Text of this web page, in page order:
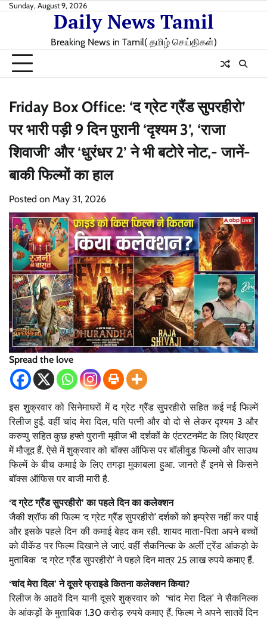
SkipSunday, August 9, 2026
Daily News Tamil
Breaking News in Tamil( தமிழ் செய்திகள்)
Friday Box Office: ‘द ग्रेट ग्रैंड सुपरहीरो’
पर भारी पड़ी 9 दिन पुरानी ‘दृश्यम 3’, ‘राजा
शिवाजी’ और ‘धुरंधर 2’ ने भी बटोरे नोट,- जानें-
बाकी फिल्मों का हाल
Posted on May 31, 2026
Spread the love
इस शुक्रवार को सिनेमाघरों में द ग्रेट ग्रैंड सुपरहीरो सहित कई नई फिल्में
रिलीज हुईं. वहीं चांद मेरा दिल, पति पत्नी और वो दो से लेकर दृश्यम 3 और
करुप्पु सहित कुछ हफ्ते पुरानी मूवीज भी दर्शकों के एंटरटनमेंट के लिए थिएटर
में मौजूद हैं. ऐसे में शुक्रवार को बॉक्स ऑफिस पर बॉलीवुड फिल्मों और साउथ
फिल्में के बीच कमाई के लिए तगड़ा मुकाबला हुआ. जानते हैं इनमे से किसने
बॉक्स ऑफिस पर बाजी मारी है.
‘द ग्रेट ग्रैंड सुपरहीरो’ का पहले दिन का कलेक्शन
जैकी श्रॉफ की फिल्म ‘द ग्रेट ग्रैंड सुपरहीरो’ दर्शकों को इम्प्रेस नहीं कर पाई
और इसके पहले दिन की कमाई बेहद कम रही. शायद माता-पिता अपने बच्चों
को वीकेंड पर फिल्म दिखाने ले जाएं. वहीं सैकनिल्क के अर्ली ट्रेंड आंकड़ो के
मुताबिक ‘द ग्रेट ग्रैंड सुपरहीरो’ ने पहले दिन मात्र 25 लाख रुपये कमाए हैं.
‘चांद मेरा दिल’ ने दूसरे फ्राइडे कितना कलेक्शन किया?
रिलीज के आठवें दिन यानी दूसरे शुक्रवार को ‘चांद मेरा दिल’ ने सैकनिल्क
के आंकड़ों के मुताबिक 1.30 करोड़ रुपये कमाए हैं. फिल्म ने अपने सातवें दिन